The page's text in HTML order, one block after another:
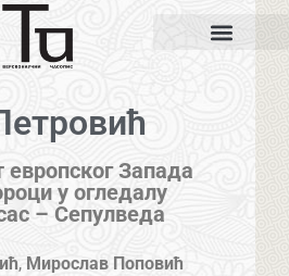
Запада
у огледалу
– Сепулведа
, Мирослав Поповић